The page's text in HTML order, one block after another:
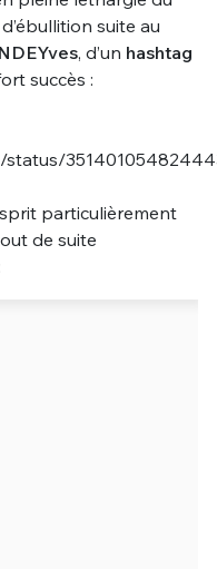
suite au
, d’un hashtag
succès :
particulièrement
de suite